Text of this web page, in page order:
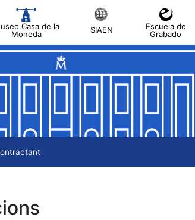
Casa de la
Moneda
SIAEN
Escuela de
Grabado